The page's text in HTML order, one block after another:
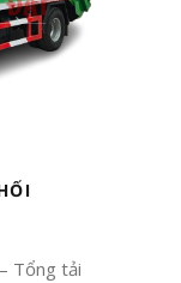
Tổng tải